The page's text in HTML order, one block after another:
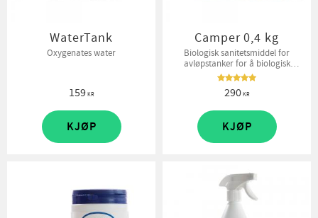
WaterTank
Oxygenates water
159KR
KJØP
Camper 0,4 kg
Biologisk sanitetsmiddel for
avløpstanker for å biologisk
kontrollere lukt og starte en aerob
nedbrytningsprosess.
290KR
KJØP